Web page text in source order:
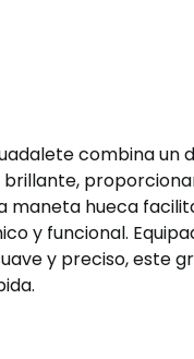
combina un
maneta hueca
y funcional.
y preciso, este